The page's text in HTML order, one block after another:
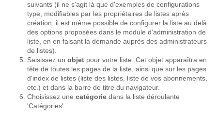
suivants (il ne s'agit là que d'exemples de configurations
type, modifiables par les propriétaires de listes après
création; il est même possible de configurer la liste au delà
des options proposées dans le module d'administration de
liste, en en faisant la demande auprès des administrateurs
de listes).
Saisissez un objet pour votre liste. Cet objet apparaîtra en
tête de toutes les pages de la liste, ainsi que sur les pages
d'index de listes (liste des listes, liste de vos abonnements,
etc.) et dans la barre de titre du navigateur.
Choisissez une catégorie dans la liste déroulante
'Catégories'.